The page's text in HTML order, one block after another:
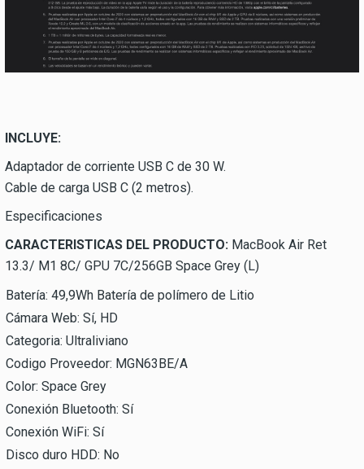
INCLUYE:
Adaptador de corriente USB C de 30 W.
Cable de carga USB C (2 metros).
Especificaciones
CARACTERISTICAS DEL PRODUCTO: MacBook Air Ret
13.3/ M1 8C/ GPU 7C/256GB Space Grey (L)
Batería: 49,9Wh Batería de polímero de Litio
Cámara Web: Sí, HD
Categoria: Ultraliviano
Codigo Proveedor: MGN63BE/A
Color: Space Grey
Conexión Bluetooth: Sí
Conexión WiFi: Sí
Disco duro HDD: No